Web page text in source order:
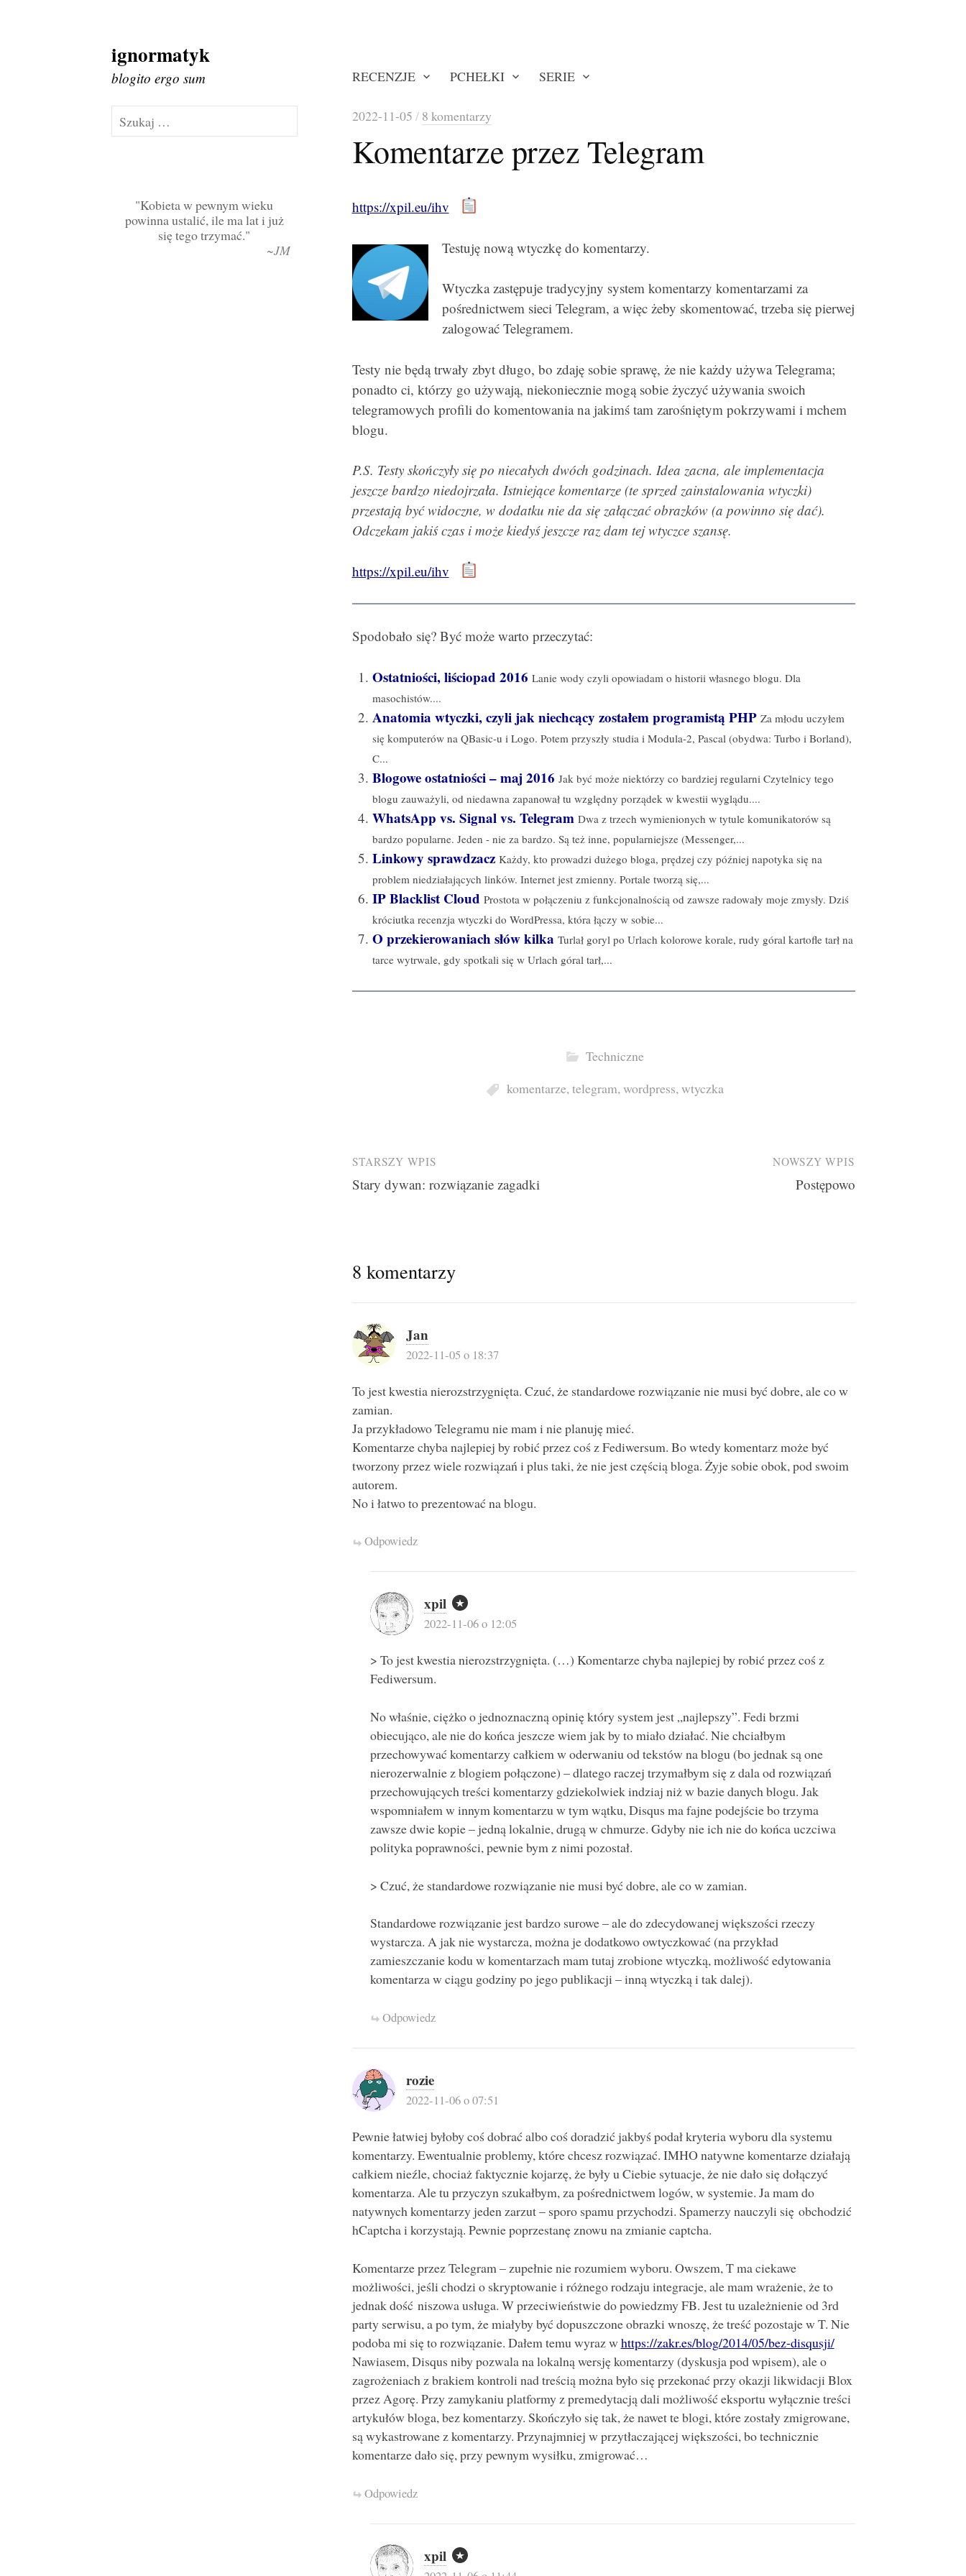
Skip
to
content
ignormatyk
blogito ergo sum RECENZJE PCHEŁKI SERIE
2022-11-05 / 8 komentarzy
Komentarze przez Telegram
https://xpil.eu/ihv
Testuję nową wtyczkę do komentarzy.
Wtyczka zastępuje tradycyjny system komentarzy komentarzami za
pośrednictwem sieci Telegram, a więc żeby skomentować, trzeba się pierwej
zalogować Telegramem.
Testy nie będą trwały zbyt długo, bo zdaję sobie sprawę, że nie każdy używa Telegrama;
ponadto ci, którzy go używają, niekoniecznie mogą sobie życzyć używania swoich
telegramowych profili do komentowania na jakimś tam zarośniętym pokrzywami i mchem
blogu.
P.S. Testy skończyły się po niecałych dwóch godzinach. Idea zacna, ale implementacja
jeszcze bardzo niedojrzała. Istniejące komentarze (te sprzed zainstalowania wtyczki)
przestają być widoczne, w dodatku nie da się załączać obrazków (a powinno się dać).
Odczekam jakiś czas i może kiedyś jeszcze raz dam tej wtyczce szansę.
https://xpil.eu/ihv
Spodobało się? Być może warto przeczytać:
Ostatniości, liściopad 2016 Lanie wody czyli opowiadam o historii własnego blogu. Dla
masochistów....
Anatomia wtyczki, czyli jak niechcący zostałem programistą PHP Za młodu uczyłem
się komputerów na QBasic-u i Logo. Potem przyszły studia i Modula-2, Pascal (obydwa: Turbo i Borland),
C...
Blogowe ostatniości – maj 2016 Jak być może niektórzy co bardziej regularni Czytelnicy tego
blogu zauważyli, od niedawna zapanował tu względny porządek w kwestii wyglądu....
WhatsApp vs. Signal vs. Telegram Dwa z trzech wymienionych w tytule komunikatorów są
bardzo popularne. Jeden - nie za bardzo. Są też inne, popularniejsze (Messenger,...
Linkowy sprawdzacz Każdy, kto prowadzi dużego bloga, prędzej czy później napotyka się na
problem niedziałających linków. Internet jest zmienny. Portale tworzą się,...
IP Blacklist Cloud Prostota w połączeniu z funkcjonalnością od zawsze radowały moje zmysły. Dziś
króciutka recenzja wtyczki do WordPressa, która łączy w sobie...
O przekierowaniach słów kilka Turlał goryl po Urlach kolorowe korale, rudy góral kartofle tarł na
tarce wytrwale, gdy spotkali się w Urlach góral tarł,...
Techniczne
komentarze, telegram, wordpress, wtyczka
Post
navigation
STARSZY WPIS
Stary dywan: rozwiązanie zagadki
NOWSZY WPIS
Postępowo
8 komentarzy
Jan
2022-11-05 o 18:37
To jest kwestia nierozstrzygnięta. Czuć, że standardowe rozwiązanie nie musi być dobre, ale co w
zamian.
Ja przykładowo Telegramu nie mam i nie planuję mieć.
Komentarze chyba najlepiej by robić przez coś z Fediwersum. Bo wtedy komentarz może być
tworzony przez wiele rozwiązań i plus taki, że nie jest częścią bloga. Żyje sobie obok, pod swoim
autorem.
No i łatwo to prezentować na blogu.
Odpowiedz
xpil
2022-11-06 o 12:05
> To jest kwestia nierozstrzygnięta. (…) Komentarze chyba najlepiej by robić przez coś z
Fediwersum.
No właśnie, ciężko o jednoznaczną opinię który system jest „najlepszy”. Fedi brzmi
obiecująco, ale nie do końca jeszcze wiem jak by to miało działać. Nie chciałbym
przechowywać komentarzy całkiem w oderwaniu od tekstów na blogu (bo jednak są one
nierozerwalnie z blogiem połączone) – dlatego raczej trzymałbym się z dala od rozwiązań
przechowujących treści komentarzy gdziekolwiek indziaj niż w bazie danych blogu. Jak
wspomniałem w innym komentarzu w tym wątku, Disqus ma fajne podejście bo trzyma
zawsze dwie kopie – jedną lokalnie, drugą w chmurze. Gdyby nie ich nie do końca uczciwa
polityka poprawności, pewnie bym z nimi pozostał.
> Czuć, że standardowe rozwiązanie nie musi być dobre, ale co w zamian.
Standardowe rozwiązanie jest bardzo surowe – ale do zdecydowanej większości rzeczy
wystarcza. A jak nie wystarcza, można je dodatkowo owtyczkować (na przykład
zamieszczanie kodu w komentarzach mam tutaj zrobione wtyczką, możliwość edytowania
komentarza w ciągu godziny po jego publikacji – inną wtyczką i tak dalej).
Odpowiedz
rozie
2022-11-06 o 07:51
Pewnie łatwiej byłoby coś dobrać albo coś doradzić jakbyś podał kryteria wyboru dla systemu
komentarzy. Ewentualnie problemy, które chcesz rozwiązać. IMHO natywne komentarze działają
całkiem nieźle, chociaż faktycznie kojarzę, że były u Ciebie sytuacje, że nie dało się dołączyć
komentarza. Ale tu przyczyn szukałbym, za pośrednictwem logów, w systemie. Ja mam do
natywnych komentarzy jeden zarzut – sporo spamu przychodzi. Spamerzy nauczyli się obchodzić
hCaptcha i korzystają. Pewnie poprzestanę znowu na zmianie captcha.
Komentarze przez Telegram – zupełnie nie rozumiem wyboru. Owszem, T ma ciekawe
możliwości, jeśli chodzi o skryptowanie i różnego rodzaju integracje, ale mam wrażenie, że to
jednak dość niszowa usługa. W przeciwieństwie do powiedzmy FB. Jest tu uzależnienie od 3rd
party serwisu, a po tym, że miałyby być dopuszczone obrazki wnoszę, że treść pozostaje w T. Nie
podoba mi się to rozwiązanie. Dałem temu wyraz whttps://zakr.es/blog/2014/05/bez-disqusji/
Nawiasem, Disqus niby pozwala na lokalną wersję komentarzy (dyskusja pod wpisem), ale o
zagrożeniach z brakiem kontroli nad treścią można było się przekonać przy okazji likwidacji Blox
przez Agorę. Przy zamykaniu platformy z premedytacją dali możliwość eksportu wyłącznie treści
artykułów bloga, bez komentarzy. Skończyło się tak, że nawet te blogi, które zostały zmigrowane,
są wykastrowane z komentarzy. Przynajmniej w przytłaczającej większości, bo technicznie
komentarze dało się, przy pewnym wysiłku, zmigrować…
Odpowiedz
xpil
Szukaj:
Kobieta w pewnym wieku
powinna ustalić, ile ma lat i już
się tego trzymać.
~JM